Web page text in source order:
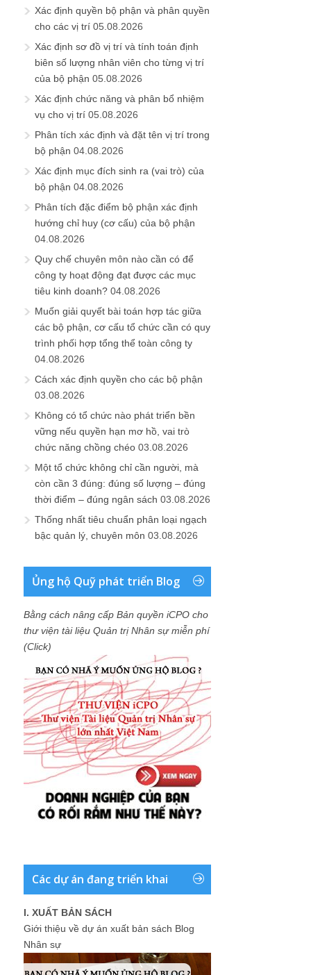
Xác định quyền bộ phận và phân quyền
cho các vị trí 05.08.2026
Xác định sơ đồ vị trí và tính toán định
biên số lượng nhân viên cho từng vị trí
của bộ phận 05.08.2026
Xác định chức năng và phân bổ nhiệm
vụ cho vị trí 05.08.2026
Phân tích xác định và đặt tên vị trí trong
bộ phận 04.08.2026
Xác định mục đích sinh ra (vai trò) của
bộ phận 04.08.2026
Phân tích đặc điểm bộ phận xác định
hướng chỉ huy (cơ cấu) của bộ phận
04.08.2026
Quy chế chuyên môn nào cần có để
công ty hoạt động đạt được các mục
tiêu kinh doanh? 04.08.2026
Muốn giải quyết bài toán hợp tác giữa
các bộ phận, cơ cấu tổ chức cần có quy
trình phối hợp tổng thể toàn công ty
04.08.2026
Cách xác định quyền cho các bộ phận
03.08.2026
Không có tổ chức nào phát triển bền
vững nếu quyền hạn mơ hồ, vai trò
chức năng chồng chéo 03.08.2026
Một tổ chức không chỉ cần người, mà
còn cần 3 đúng: đúng số lượng – đúng
thời điểm – đúng ngân sách 03.08.2026
Thống nhất tiêu chuẩn phân loại ngạch
bậc quản lý, chuyên môn 03.08.2026
Ủng hộ Quỹ phát triển Blog
Bằng cách nâng cấp Bản quyền iCPO cho
thư viện tài liệu Quản trị Nhân sự miễn phí
(Click)
Các dự án đang triển khai
I. XUẤT BẢN SÁCH
Giới thiệu về dự án xuất bản sách Blog
Nhân sự